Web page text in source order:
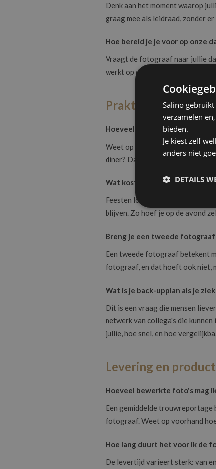
Denk aan het moment waarop
graag mee als leidraad, zonder
Hoe bereid je je voor op onze
Vraagt de fotograaf naar jullie
werkt op de dag zelf een stuk
Praktisch en
Hoeveel uur fotograferen is
Weet op voorhand wanneer de
diner? Dat maakt een groot
Wat kost een extra uur als het
Feesten lopen soms langer dan
blijven. Zo hoef je op de avond
Breng je een tweede fotograaf
Een tweede fotograaf betekent
fotograaf, en dat hoeft ook niet,
Wat is je back-upplan als je
Dit is een vraag die mensen
netwerk van collega's die
jullie, hoe snel, en hoe
Levering en
Hoeveel bewerkte foto's mag
Een gemiddelde trouwreportage
fotograaf. Weet op voorhand
Hoe lang duurt het voor ik de
De levertijd varieert sterk: van
Salino
verzamelen
bieden.
Je kiest zelf
anders niet
DETAILS